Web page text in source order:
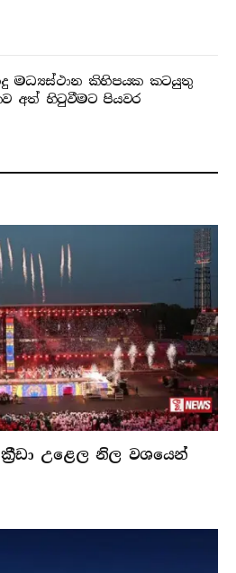
මධ්‍යස්ථාන කිහිපයක කටයුතු
අත් හිටුවීමට පියවර
උළෙල නිල වශයෙන්